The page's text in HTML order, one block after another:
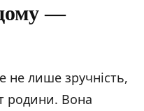
—
не лише зручність,
родини. Вона